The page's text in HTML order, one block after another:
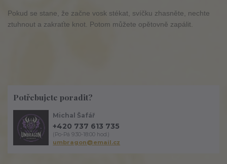
Pokud se stane, že začne vosk stékat, svíčku zhasněte, nechte
ztuhnout a zakraťte knot. Potom můžete opětovně zapálit.
Potřebujete poradit?
Michal Šafář
+420 737 613 735
(Po-Pá 9:30-18:00 hod.)
umbragon@email.cz